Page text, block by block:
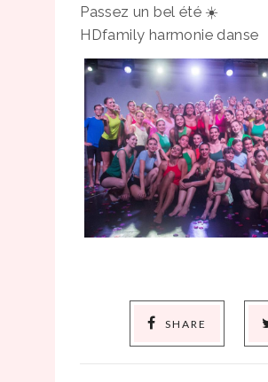
Passez un bel été ☀️
HDfamily harmonie danse
SHARE